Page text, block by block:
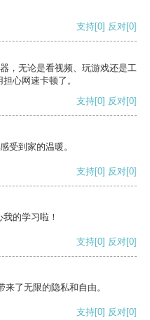
支持[0] 反对[0]
，无论是看视频、玩游戏还是工
心网速卡顿了。
支持[0] 反对[0]
受到家的温暖。
支持[0] 反对[0]
的学习啦！
支持[0] 反对[0]
了无限的隐私和自由。
支持[0] 反对[0]